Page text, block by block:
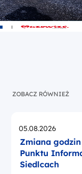
ZOBACZ RÓWNIEŻ
Opublikowano
05.08.2026
Zmiana
Punktu
Siedlcach